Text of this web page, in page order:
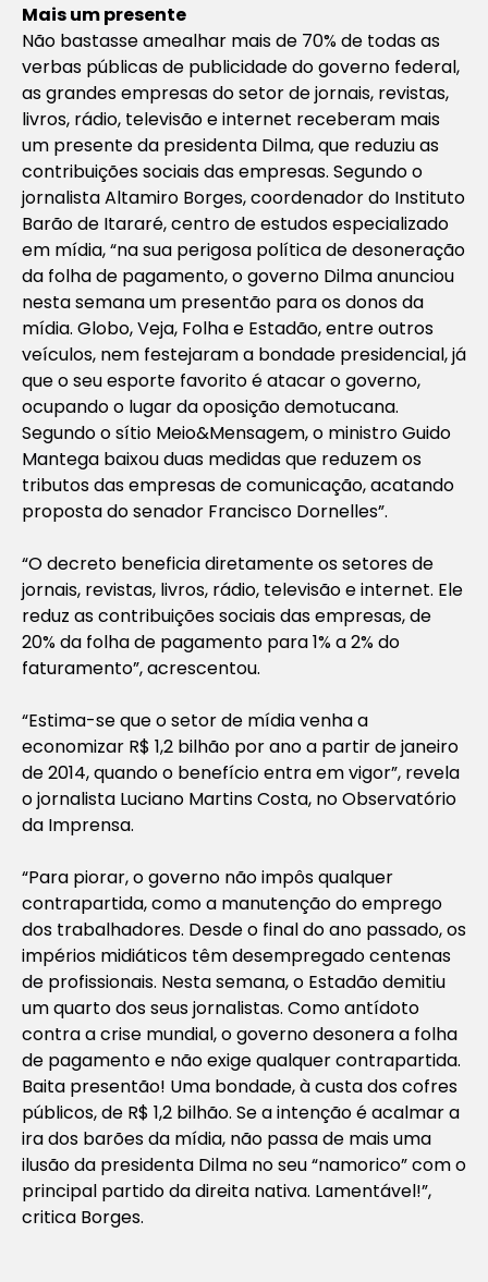
Mais um presente
Não bastasse amealhar mais de 70% de todas as
verbas públicas de publicidade do governo federal,
as grandes empresas do setor de jornais, revistas,
livros, rádio, televisão e internet receberam mais
um presente da presidenta Dilma, que reduziu as
contribuições sociais das empresas. Segundo o
jornalista Altamiro Borges, coordenador do Instituto
Barão de Itararé, centro de estudos especializado
em mídia, “na sua perigosa política de desoneração
da folha de pagamento, o governo Dilma anunciou
nesta semana um presentão para os donos da
mídia. Globo, Veja, Folha e Estadão, entre outros
veículos, nem festejaram a bondade presidencial, já
que o seu esporte favorito é atacar o governo,
ocupando o lugar da oposição demotucana.
Segundo o sítio Meio&Mensagem, o ministro Guido
Mantega baixou duas medidas que reduzem os
tributos das empresas de comunicação, acatando
proposta do senador Francisco Dornelles”.
“O decreto beneficia diretamente os setores de
jornais, revistas, livros, rádio, televisão e internet. Ele
reduz as contribuições sociais das empresas, de
20% da folha de pagamento para 1% a 2% do
faturamento”, acrescentou.
“Estima-se que o setor de mídia venha a
economizar R$ 1,2 bilhão por ano a partir de janeiro
de 2014, quando o benefício entra em vigor”, revela
o jornalista Luciano Martins Costa, no Observatório
da Imprensa.
“Para piorar, o governo não impôs qualquer
contrapartida, como a manutenção do emprego
dos trabalhadores. Desde o final do ano passado, os
impérios midiáticos têm desempregado centenas
de profissionais. Nesta semana, o Estadão demitiu
um quarto dos seus jornalistas. Como antídoto
contra a crise mundial, o governo desonera a folha
de pagamento e não exige qualquer contrapartida.
Baita presentão! Uma bondade, à custa dos cofres
públicos, de R$ 1,2 bilhão. Se a intenção é acalmar a
ira dos barões da mídia, não passa de mais uma
ilusão da presidenta Dilma no seu “namorico” com o
principal partido da direita nativa. Lamentável!”,
critica Borges.